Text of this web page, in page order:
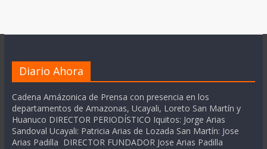
Diario Ahora
Cadena Amázonica de Prensa con presencia en los
departamentos de Amazonas, Ucayali, Loreto San Martín y
Huanuco DIRECTOR PERIODÍSTICO Iquitos: Jorge Arias
Sandoval Ucayali: Patricia Arias de Lozada San Martín: Jose
Arias Padilla DIRECTOR FUNDADOR Jose Arias Padilla